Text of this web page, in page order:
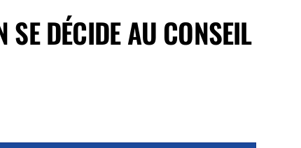
SE DÉCIDE AU CONSEIL